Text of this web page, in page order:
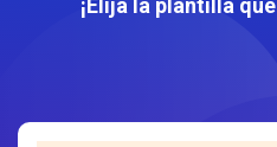
¡Elija la plantilla